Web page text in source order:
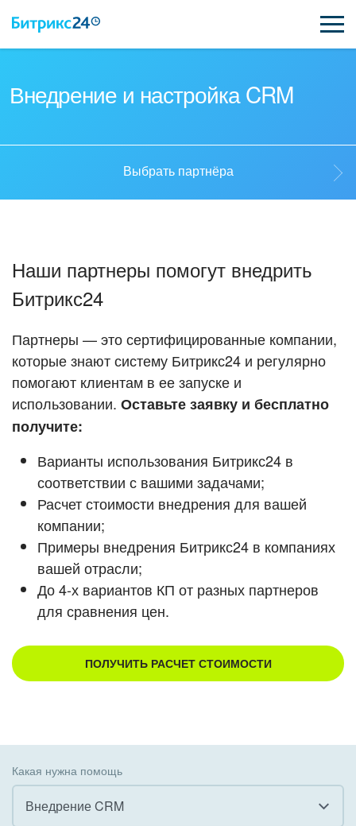
ПОЛУЧИТЬ БЕСПЛАТНО
ВХОД
ВХОД
Внедрение и настройка CRM
Стать партнёром
Кейсы партнеров
Смотреть видеокейсы
Выбрать партнёра
Наши партнеры помогут внедрить
Битрикс24
Партнеры — это сертифицированные компании,
которые знают систему Битрикс24 и регулярно
помогают клиентам в ее запуске и
использовании. Оставьте заявку и бесплатно
получите:
Варианты использования Битрикс24 в
соответствии с вашими задачами;
Расчет стоимости внедрения для вашей
компании;
Примеры внедрения Битрикс24 в компаниях
вашей отрасли;
До 4-х вариантов КП от разных партнеров
для сравнения цен.
ПОЛУЧИТЬ РАСЧЕТ СТОИМОСТИ
Какая нужна помощь
Внедрение CRM